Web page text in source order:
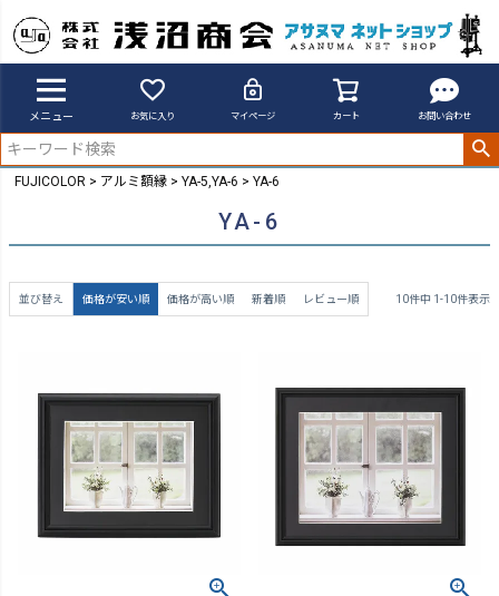
メニュー お気に入り マイページ カート お問い合わせ
FUJICOLOR アルミ額縁 YA-5,YA-6 YA-6
YA-6
並び替え 価格が安い順 価格が高い順 新着順 レビュー順 10件中 1 -10件表示